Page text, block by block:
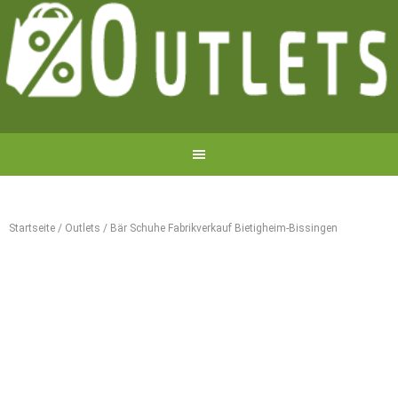
Startseite / Outlets / Bär Schuhe Fabrikverkauf Bietigheim-Bissingen